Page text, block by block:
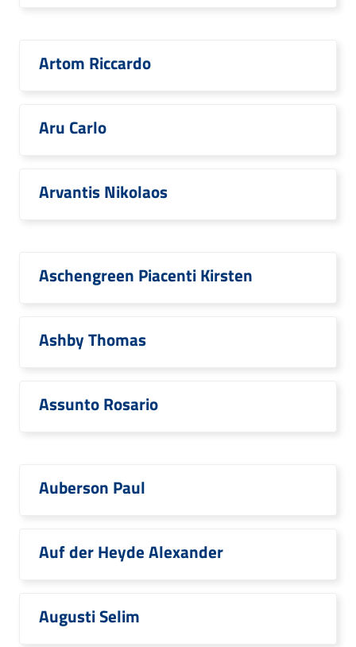
Artom Riccardo
Aru Carlo
Arvantis Nikolaos
Aschengreen Piacenti Kirsten
Ashby Thomas
Assunto Rosario
Auberson Paul
Auf der Heyde Alexander
Augusti Selim